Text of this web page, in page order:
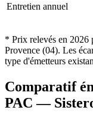
Entretien annuel
* Prix relevés en 2026
Provence (04). Les
type d'émetteurs
Comparatif
PAC —